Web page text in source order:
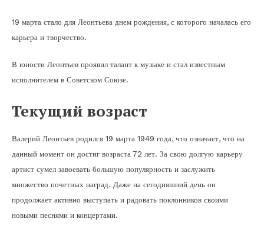
19 марта стало для Леонтьева днем рождения, с которого началась его
карьера и творчество.
В юности Леонтьев проявил талант к музыке и стал известным
исполнителем в Советском Союзе.
Текущий возраст
Валерий Леонтьев родился 19 марта 1949 года, что означает, что на
данный момент он достиг возраста 72 лет. За свою долгую карьеру
артист сумел завоевать большую популярность и заслужить
множество почетных наград. Даже на сегодняшний день он
продолжает активно выступать и радовать поклонников своими
новыми песнями и концертами.